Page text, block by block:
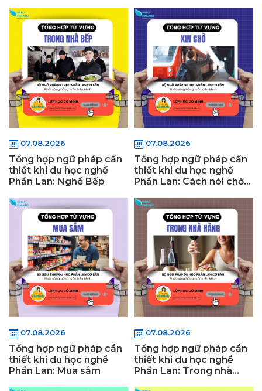
07.08.2026
Tổng hợp ngữ pháp cần
thiết khi du học nghề
Phần Lan: Nghề Bếp
07.08.2026
Tổng hợp ngữ pháp cần
thiết khi du học nghề
Phần Lan: Cách nói chờ
07.08.2026
Tổng hợp ngữ pháp cần
thiết khi du học nghề
Phần Lan: Mua sắm
07.08.2026
Tổng hợp ngữ pháp cần
thiết khi du học nghề
Phần Lan: Trong nhà